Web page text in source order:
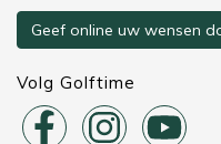
Geef online uw wensen
Volg Golftime